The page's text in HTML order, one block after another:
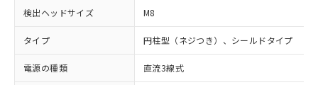
検出ヘッドサイズ M8
タイプ 円柱型（ネジつき）、シールドタイプ
電源の種類 直流3線式